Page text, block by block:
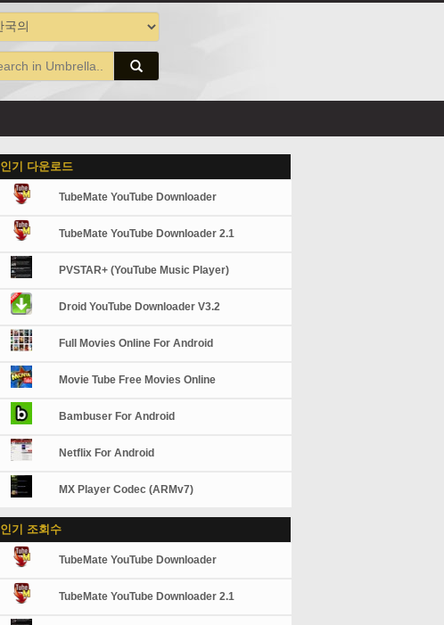
인기 다운로드
TubeMate YouTube Downloader
TubeMate YouTube Downloader 2.1
PVSTAR+ (YouTube Music Player)
Droid YouTube Downloader V3.2
Full Movies Online For Android
Movie Tube Free Movies Online
Bambuser For Android
Netflix For Android
MX Player Codec (ARMv7)
인기 조회수
TubeMate YouTube Downloader
TubeMate YouTube Downloader 2.1